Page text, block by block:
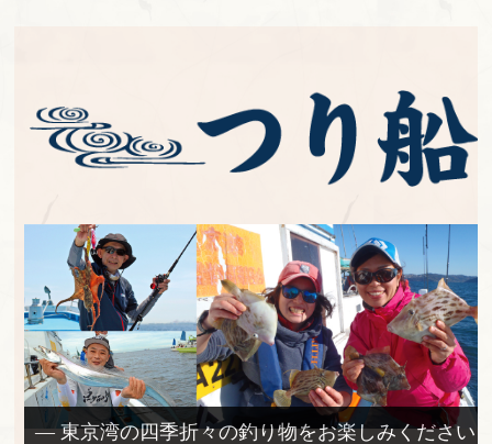
— 東京湾の四季折々の釣り物をお楽しみください